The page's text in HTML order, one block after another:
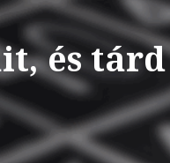
és tárd